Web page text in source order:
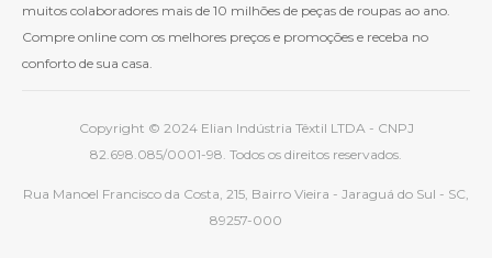
muitos colaboradores mais de 10 milhões de peças de roupas ao ano.
Compre online com os melhores preços e promoções e receba no
conforto de sua casa.
Copyright © 2024 Elian Indústria Têxtil LTDA - CNPJ
82.698.085/0001-98. Todos os direitos reservados.
Rua Manoel Francisco da Costa, 215, Bairro Vieira - Jaraguá do Sul - SC,
89257-000